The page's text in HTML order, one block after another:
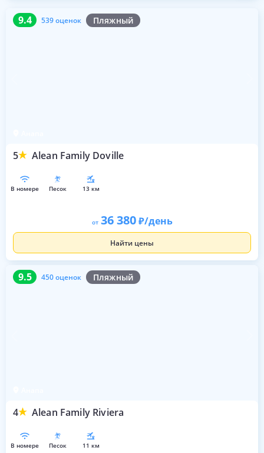
9.4 539 оценок Пляжный
5 Alean Family Doville
9.4 539 оценок
в номере песок 13 км
от 36 380 /день
Найти цены
9.5 450 оценок Пляжный
4 Alean Family Riviera
9.5 450 оценок
в номере песок 11 км